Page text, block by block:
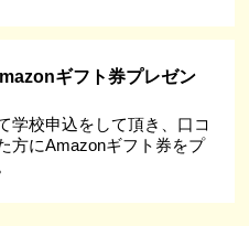
ギフト券プレゼン
学校申込をして頂き、口コ
方にAmazonギフト券をプ